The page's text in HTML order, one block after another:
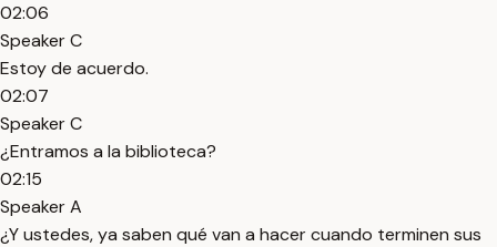
02:06
Speaker C
Estoy de acuerdo.
02:07
Speaker C
¿Entramos a la biblioteca?
02:15
Speaker A
¿Y ustedes, ya saben qué van a hacer cuando terminen sus